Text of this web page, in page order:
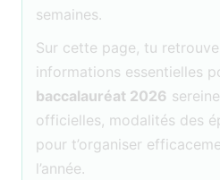
semaines.
Sur cette page, tu
informations essentielles
baccalauréat 2026
officielles, modalités des
pour t’organiser
l’année.